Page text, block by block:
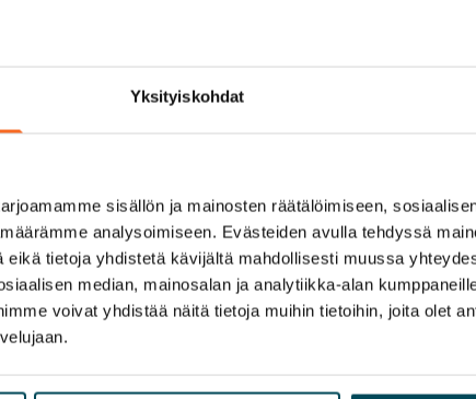
Yksityiskohdat
sisällön ja mainosten räätälöimiseen,
analysoimiseen. Evästeiden avulla tehdyssä
tietoja yhdistetä kävijältä mahdollisesti muussa
median, mainosalan ja analytiikka-alan
voivat yhdistää näitä tietoja muihin tietoihin, joita olet